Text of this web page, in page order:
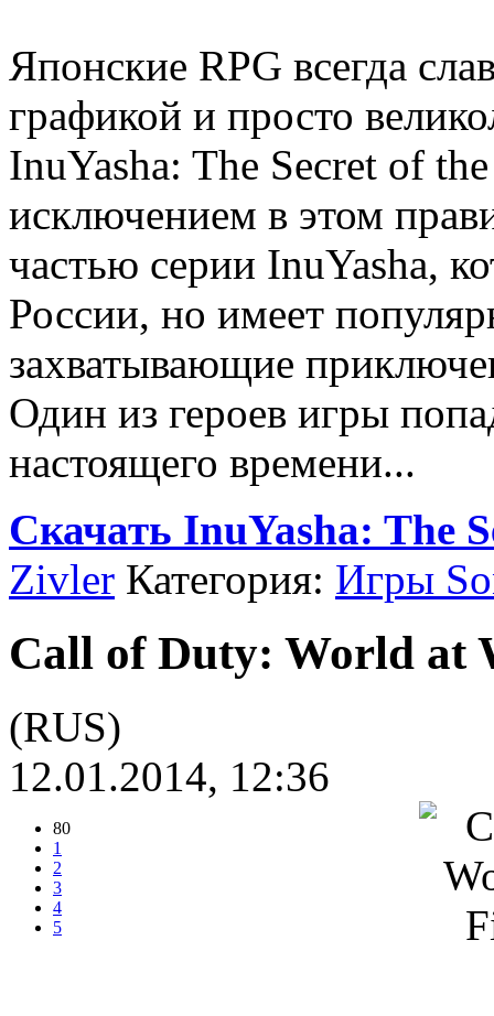
Японские RPG всегда
графикой и просто
InuYasha: The Secret of
исключением в этом
частью серии InuYasha,
России, но имеет
захватывающие
Один из героев игры
настоящего времени...
Скачать InuYasha: The
Zivler Категория: Игры
Call of Duty: World at
(RUS)
12.01.2014, 12:36
80
1
2
3
4
5